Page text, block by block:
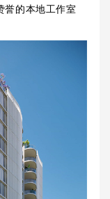
誉的本地工作室